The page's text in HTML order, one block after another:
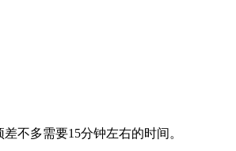
不多需要15分钟左右的时间。